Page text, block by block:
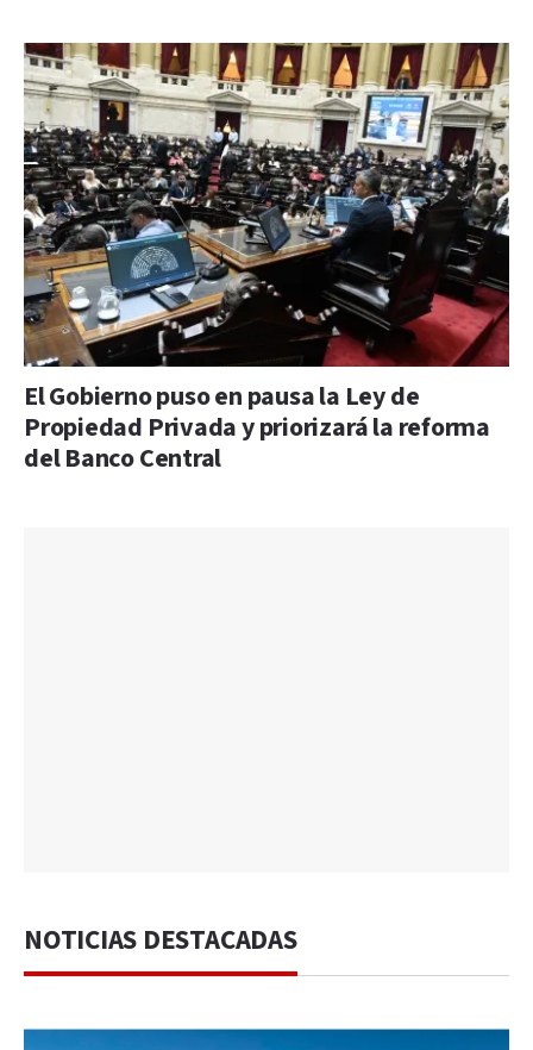
El Gobierno puso en pausa la Ley de
Propiedad Privada y priorizará la reforma
del Banco Central
NOTICIAS DESTACADAS